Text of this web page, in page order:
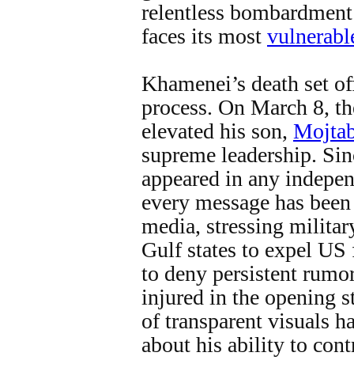
relentless
faces its most
Khamenei’s death set
process. On March 8,
elevated his son,
supreme leadership.
appeared in any
every message has
media, stressing
Gulf states to expel
to deny persistent
injured in the opening
of transparent visuals
about his ability to